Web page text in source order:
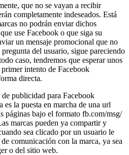
que no se vayan a recibir
completamente indeseados. Está
no podrán enviar dichos
use Facebook o que siga su
un mensaje promocional que no
pregunta del usuario, sigue pareciendo
caso, tendremos que esperar unos
primer intento de Facebook
directa.
publicidad para Facebook
es la puesta en marcha de una url
páginas bajo el formato fb.com/msg/
marcas pueden ya compartir y
sea clicado por un usuario le
comunicación con la marca, ya sea
o del sitio web.